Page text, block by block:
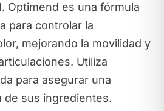
Optimend es una fórmula
para controlar la
mejorando la movilidad y
Utiliza
para asegurar una
de sus ingredientes.